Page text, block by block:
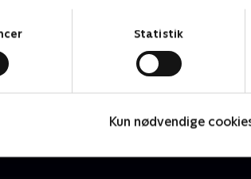
Statistik
Kun nødvendige